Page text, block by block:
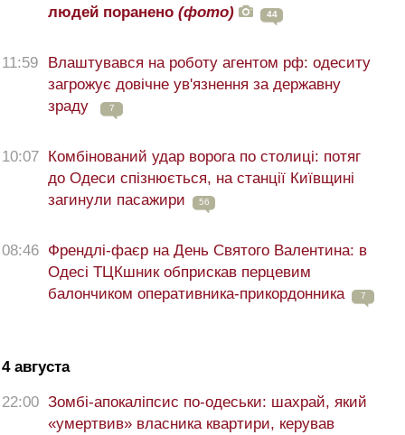
людей поранено (фото) 44
11:59
Влаштувався на роботу агентом рф: одеситу
загрожує довічне ув'язнення за державну
зраду
7
10:07 Комбінований удар ворога по столиці: потяг
до Одеси спізнюється, на станції Київщині
загинули пасажири
56
08:46 Френдлі-фаєр на День Святого Валентина: в
Одесі ТЦКшник обприскав перцевим
балончиком оперативника-прикордонника
7
4 августа
22:00 Зомбі-апокаліпсис по-одеськи: шахрай, який
«умертвив» власника квартири, керував